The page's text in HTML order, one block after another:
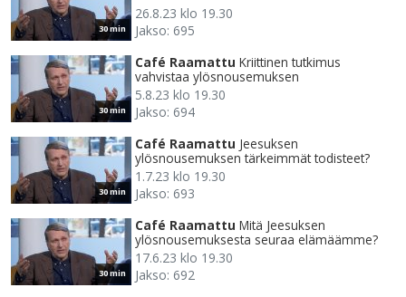
30 min
26.8.23 klo 19.30
Jakso: 695
30 min
Café Raamattu Kriittinen tutkimus
vahvistaa ylösnousemuksen
5.8.23 klo 19.30
Jakso: 694
30 min
Café Raamattu Jeesuksen
ylösnousemuksen tärkeimmät todisteet?
1.7.23 klo 19.30
Jakso: 693
30 min
Café Raamattu Mitä Jeesuksen
ylösnousemuksesta seuraa elämäämme?
17.6.23 klo 19.30
Jakso: 692